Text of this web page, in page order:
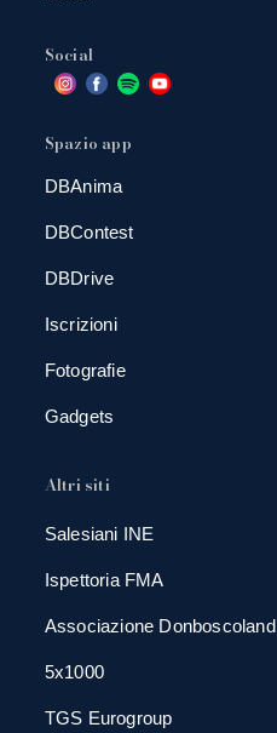
Social
Spazio app
DBAnima
DBContest
DBDrive
Iscrizioni
Fotografie
Gadgets
Altri siti
Salesiani INE
Ispettoria FMA
Associazione Donboscoland
5x1000
TGS Eurogroup